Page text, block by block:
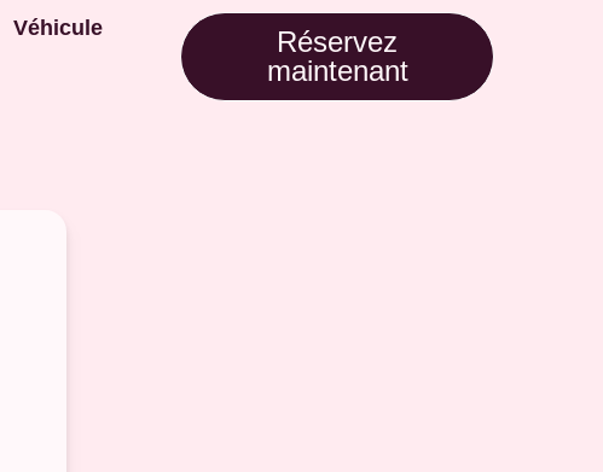
Véhicule
Réservez
maintenant